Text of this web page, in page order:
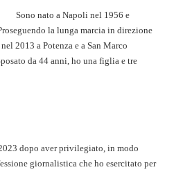
Sono nato a Napoli nel 1956 e
la lunga marcia in direzione
2013 a Potenza e a San Marco
da 44 anni, ho una figlia e tre
dopo aver privilegiato, in modo
giornalistica che ho esercitato per